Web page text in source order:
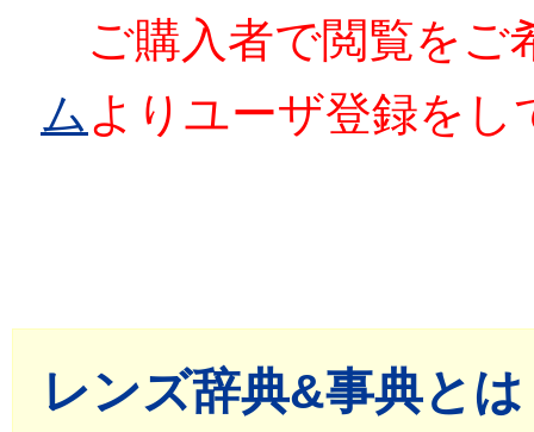
ご購入者で閲覧をご
ム よりユーザ登録をし
レンズ辞典&事典と